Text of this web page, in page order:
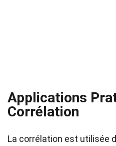
Applications
Corrélation
La corrélation est utilisée